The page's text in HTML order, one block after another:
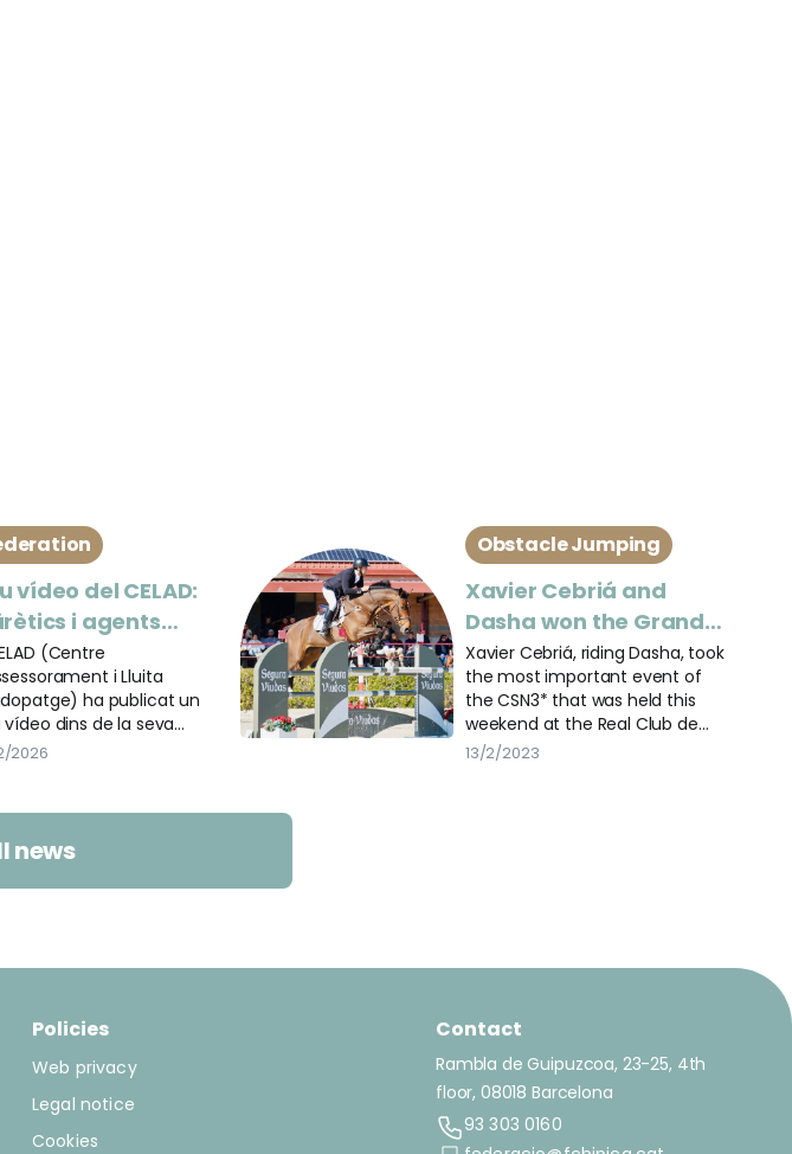
vídeo del CELAD:
i agents
(Centre
i Lluita
ha publicat un
vídeo dins de la seva
de conscienciació
en l’esport.
2026
Obstacle Jumping
Xavier Cebriá and
Dasha won the Grand
Prix of the CSN3* of the
RCPB
Xavier Cebriá, riding Dasha, took
the most important event of
the CSN3* that was held this
weekend at the Real Club de
Polo in Barcelona.
13/2/2023
news
Policies
Web privacy
Legal notice
Cookies
Contact
Rambla de Guipuzcoa, 23-25, 4th
floor, 08018 Barcelona
93 303 0160